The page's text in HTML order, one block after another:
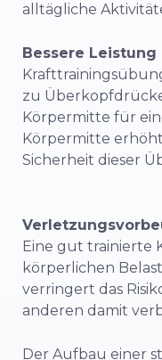
alltägliche
Bessere
zu
Körpermitte für
Körpermitte
Sicherheit dieser
Eine gut trainierte
körperlichen
verringert das
anderen damit
Der Aufbau einer